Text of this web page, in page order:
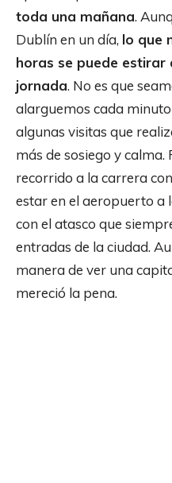
toda una mañana.
Dublín en un día, lo que
horas se puede estirar
jornada. No es que
alarguemos cada
algunas visitas que
más de sosiego y calma.
recorrido a la carrera
estar en el aeropuerto a
con el atasco que
entradas de la ciudad.
manera de ver una
mereció la pena.